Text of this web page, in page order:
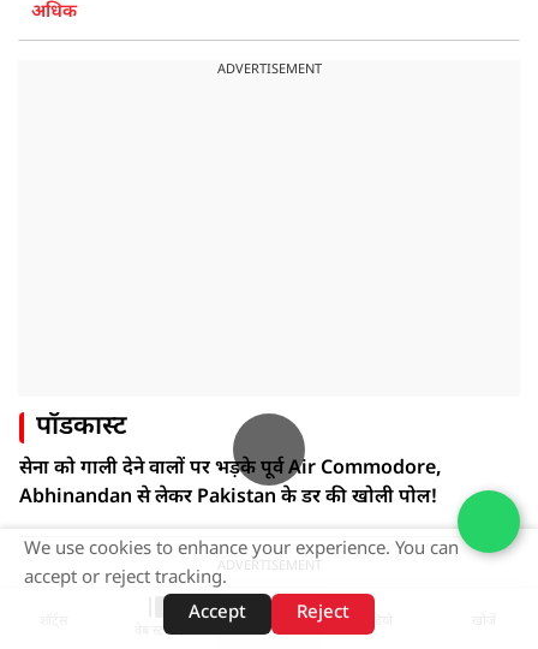
अधिक
ADVERTISEMENT
पॉडकास्ट
सेना को गाली देने वालों पर भड़के पूर्व Air Commodore,
Abhinandan से लेकर Pakistan के डर की खोली पोल!
ADVERTISEMENT
वेब स्टोरीज़
We use cookies to enhance your experience. You can
accept or reject tracking.
Accept
Reject